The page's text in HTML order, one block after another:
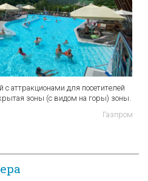
аттракционами для посетителей
зоны (с видом на горы) зоны.
Газпром